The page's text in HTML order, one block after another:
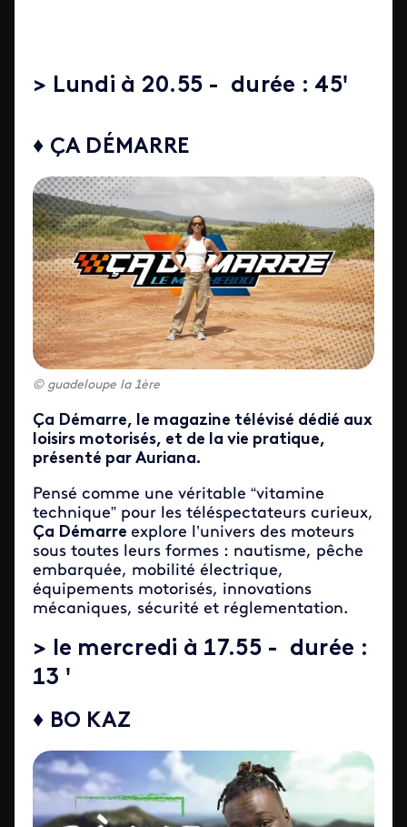
> Lundi à 20.55 - durée : 45'
♦ ÇA DÉMARRE
guadeloupe la 1ère
Ça Démarre, le magazine télévisé dédié aux
loisirs motorisés, et de la vie pratique,
présenté par Auriana.
Pensé comme une véritable “vitamine
technique” pour les téléspectateurs curieux,
Ça Démarre explore l’univers des moteurs
sous toutes leurs formes : nautisme, pêche
embarquée, mobilité électrique,
équipements motorisés, innovations
mécaniques, sécurité et réglementation.
> le mercredi à 17.55 - durée :
13 '
♦ BO KAZ